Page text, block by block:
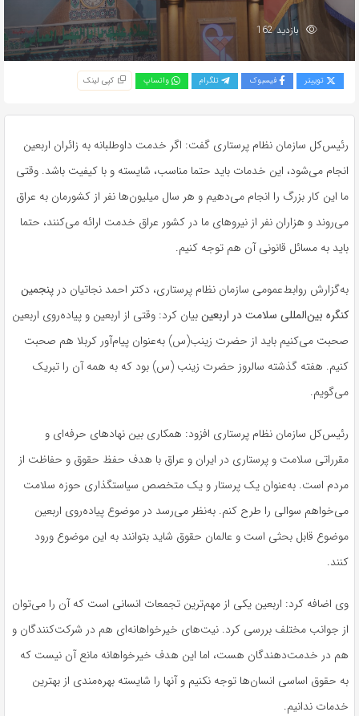
بازدید 162
توییتر فیسبوک تلگرام واتساپ کپی لینک
رئیس‌کل سازمان نظام پرستاری گفت: اگر خدمت داوطلبانه به زائران اربعین
انجام می‌شود، این خدمات باید حتما مناسب، شایسته و با کیفیت باشد. وقتی
ما این کار بزرگ را انجام می‌دهیم و هر سال میلیون‌ها نفر از کشورمان به عراق
می‌روند و هزاران نفر از نیروهای ما در کشور عراق خدمت ارائه می‌کنند، حتما
باید به مسائل قانونی آن هم توجه کنیم.
به‌گزارش روابط‌عمومی سازمان نظام پرستاری، دکتر احمد نجاتیان در پنجمین
کنگره بین‌المللی سلامت در اربعینبیان کرد: وقتی از اربعین و پیاده‌روی اربعین
صحبت می‌کنیم باید از حضرت زینب(س) به‌عنوان پیام‌آور کربلا هم صحبت
کنیم. هفته گذشته سالروز حضرت زینب (س) بود که به همه آن را تبریک
می‌گویم.
رئیس‌کل سازمان نظام پرستاری افزود: همکاری بین نهادهای حرفه‌ای و
مقرراتی سلامت و پرستاری در ایران و عراق با هدف حفظ حقوق و حفاظت از
مردم است. به‌عنوان یک پرستار و یک متخصص سیاستگذاری حوزه سلامت
می‌خواهم سوالی را طرح کنم. به‌نظر می‌رسد در موضوع پیاده‌روی اربعین
موضوع قابل بحثی است و عالمان حقوق شاید بتوانند به این موضوع ورود
کنند.
وی اضافه کرد: اربعین یکی از مهم‌ترین تجمعات انسانی است که آن را می‌توان
از جوانب مختلف بررسی کرد. نیت‌های خیرخواهانه‌ای هم در شرکت‌کنندگان و
هم در خدمت‌دهندگان هست، اما این هدف خیرخواهانه مانع آن نیست که
به حقوق اساسی انسان‌ها توجه نکنیم و آنها را شایسته بهره‌مندی از بهترین
خدمات ندانیم.